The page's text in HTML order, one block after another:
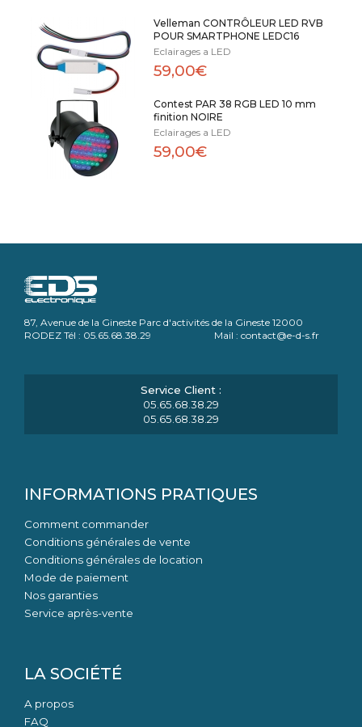
Velleman CONTRÔLEUR LED RVB
POUR SMARTPHONE LEDC16
Eclairages a LED
59,00€
Contest PAR 38 RGB LED 10 mm
finition NOIRE
Eclairages a LED
59,00€
87, Avenue de la Gineste Parc d'activités de la Gineste 12000
RODEZ Tél : 05.65.68.38.29 Mail : contact@e-d-s.fr
05.65.68.38.29
05.65.68.38.29
INFORMATIONS PRATIQUES
Comment commander
Conditions générales de vente
Conditions générales de location
Mode de paiement
Nos garanties
Service après-vente
LA SOCIÉTÉ
A propos
FAQ